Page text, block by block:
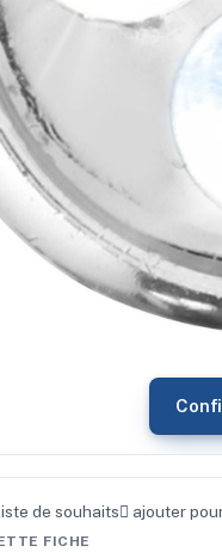
de souhaits ajouter
FICHE